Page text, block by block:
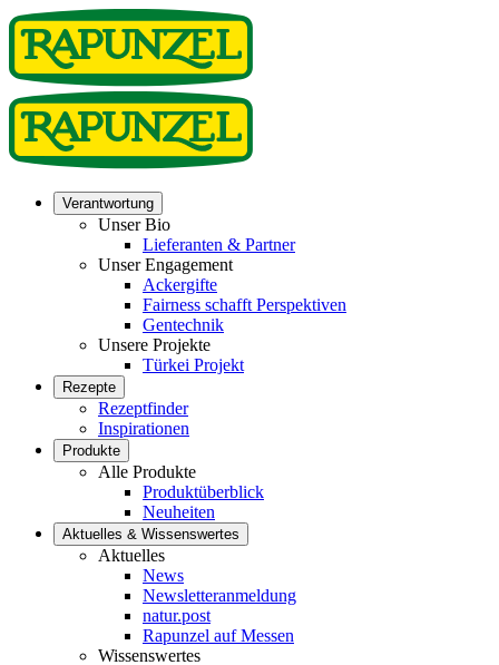
Verantwortung
Unser Bio
Lieferanten & Partner
Unser Engagement
Ackergifte
Fairness schafft Perspektiven
Gentechnik
Unsere Projekte
Türkei Projekt
Rezepte
Rezeptfinder
Inspirationen
Produkte
Alle Produkte
Produktüberblick
Neuheiten
Aktuelles & Wissenswertes
Aktuelles
News
Newsletteranmeldung
natur.post
Rapunzel auf Messen
Wissenswertes